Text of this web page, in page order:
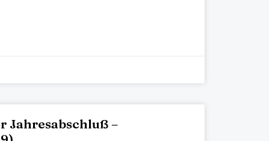
Jahresabschluß –